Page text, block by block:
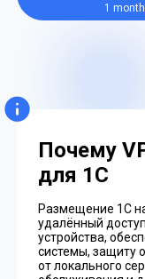
1 month
Почему
для 1С
Размещение 1С
удалённый
устройства,
системы, защиту
от локального